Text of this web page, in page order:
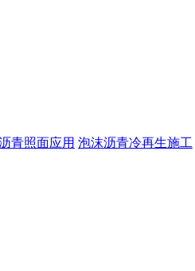
青照面应用 泡沫沥青冷再生施工